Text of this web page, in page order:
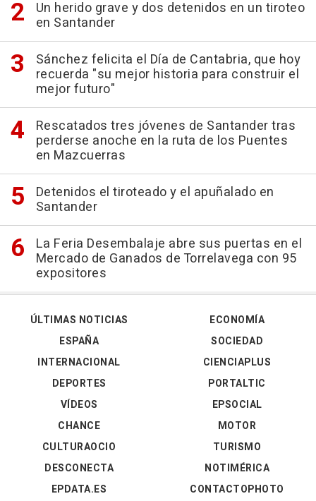
Un herido grave y dos detenidos en un tiroteo
en Santander
Sánchez felicita el Día de Cantabria, que hoy
recuerda "su mejor historia para construir el
mejor futuro"
Rescatados tres jóvenes de Santander tras
perderse anoche en la ruta de los Puentes
en Mazcuerras
Detenidos el tiroteado y el apuñalado en
Santander
La Feria Desembalaje abre sus puertas en el
Mercado de Ganados de Torrelavega con 95
expositores
ÚLTIMAS NOTICIAS
ESPAÑA
INTERNACIONAL
DEPORTES
VÍDEOS
ECONOMÍA
SOCIEDAD
CIENCIAPLUS
PORTALTIC
EPSOCIAL
CHANCE
CULTURAOCIO
DESCONECTA
EPDATA.ES
MOTOR
TURISMO
NOTIMÉRICA
CONTACTOPHOTO